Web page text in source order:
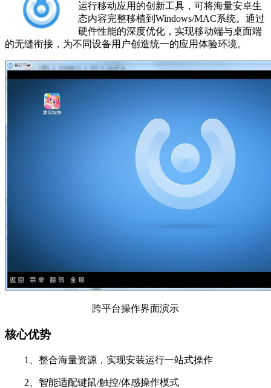
运行移动应用的创新工具，可将海量安卓生
态内容完整移植到Windows/MAC系统。通过
硬件性能的深度优化，实现移动端与桌面端
的无缝衔接，为不同设备用户创造统一的应用体验环境。
跨平台操作界面演示
核心优势
1、整合海量资源，实现安装运行一站式操作
2、智能适配键鼠/触控/体感操作模式